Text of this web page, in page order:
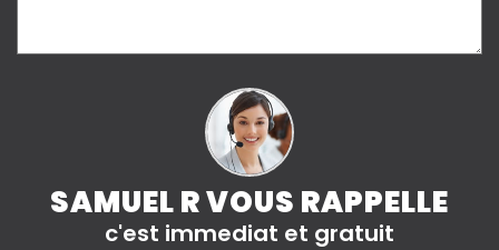
SAMUEL R VOUS RAPPELLE
c'est immediat et gratuit